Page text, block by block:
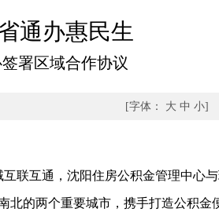
通办惠民生
署区域合作协议
[字体： 大 中 小]
互通，沈阳住房公积金管理中心
的两个重要城市，携手打造公积金